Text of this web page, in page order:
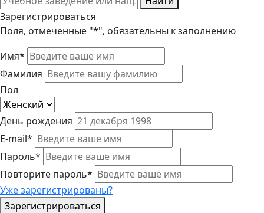
Зарегистрироваться
Поля, отмеченные "*", обязательны к заполнению
Имя*
Фамилия
Пол
День рождения
E-mail*
Пароль*
Повторите пароль*
Уже зарегистрированы?
Зарегистрироваться